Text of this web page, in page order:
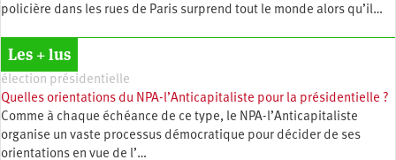
policière dans les rues de Paris surprend tout le monde alors qu’il…
Les + lus
élection présidentielle
Quelles orientations du NPA-l’Anticapitaliste pour la présidentielle ?
Comme à chaque échéance de ce type, le NPA-l’Anticapitaliste
organise un vaste processus démocratique pour décider de ses
orientations en vue de l’…